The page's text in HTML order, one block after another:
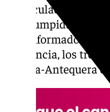
La circulación
interrumpida por
han informado
incidencia, los
Málaga-Antequera